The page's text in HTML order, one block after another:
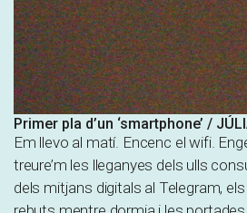
Primer pla d’un ‘smartphone’ /
Em llevo al matí. Encenc el wifi.
treure’m les lleganyes dels ulls
dels mitjans digitals al Telegram,